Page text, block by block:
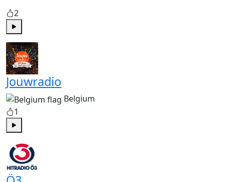
2
Jouwradio
Belgium
1